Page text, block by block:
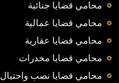
محامي قضايا جنائية
محامي قضايا عمالية
محامي قضايا عقارية
محامي قضايا مخدرات
محامي قضايا نصب واحتيال